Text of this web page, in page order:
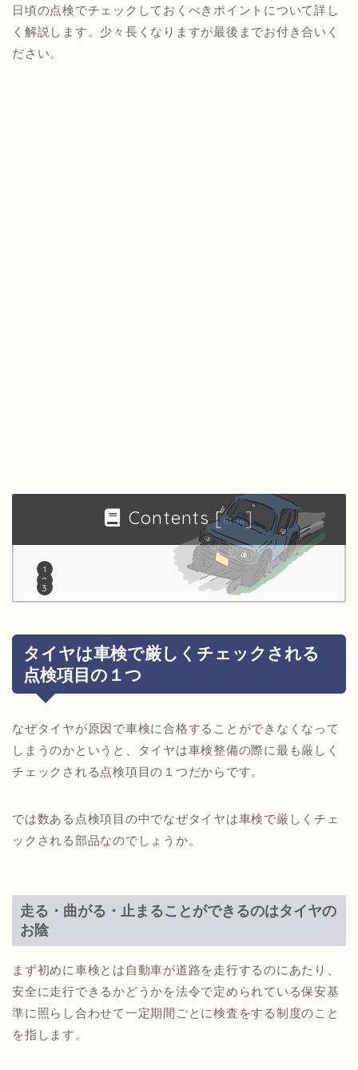
日頃の点検でチェックしておくべきポイントについて詳し
く解説します。少々長くなりますが最後までお付き合いく
ださい。
Contents [hide]
タイヤは車検で厳しくチェックされる
点検項目の１つ
なぜタイヤが原因で車検に合格することができなくなって
しまうのかというと、タイヤは車検整備の際に最も厳しく
チェックされる点検項目の１つだからです。
では数ある点検項目の中でなぜタイヤは車検で厳しくチェ
ックされる部品なのでしょうか。
走る・曲がる・止まることができるのはタイヤの
お陰
まず初めに車検とは自動車が道路を走行するのにあたり、
安全に走行できるかどうかを法令で定められている保安基
準に照らし合わせて一定期間ごとに検査をする制度のこと
を指します。